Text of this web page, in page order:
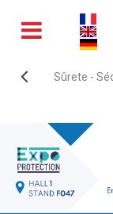
Sûrete -